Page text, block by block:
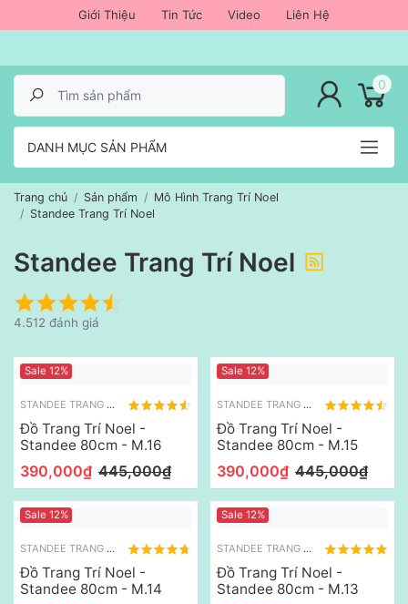
Giới Thiệu Tin Tức Video Liên Hệ
DANH MỤC SẢN PHẨM
0
Trang chủ Sản phẩm
Mô Hình Trang Trí Noel
Standee Trang Trí Noel
Standee Trang Trí Noel
4.512 đánh giá
Sale 12%
STANDEE TRANG TRÍ NOEL
Đồ Trang Trí Noel -
Standee 80cm - M.16
390,000₫ 445,000₫
Sale 12%
STANDEE TRANG TRÍ NOEL
Đồ Trang Trí Noel -
Standee 80cm - M.15
390,000₫ 445,000₫
Sale 12%
STANDEE TRANG TRÍ NOEL
Đồ Trang Trí Noel -
Standee 80cm - M.14
Sale 12%
STANDEE TRANG TRÍ NOEL
Đồ Trang Trí Noel -
Standee 80cm - M.13